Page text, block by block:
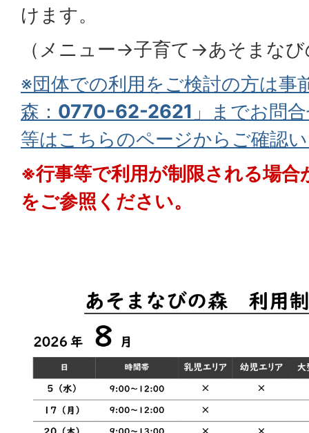
けます。
（メニュー→子育て→あそまな
※団体での利用をご検討の方は事
森： 0770-62-2621 」までお問
等はこちらのページからご確認
※行事等で利用が制限される場合
をご参照ください。